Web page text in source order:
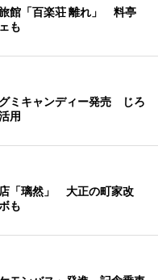
館「百楽荘 離れ」 料亭
も
ミキャンディー発売 じろ
用
「璃然」 大正の町家改
も